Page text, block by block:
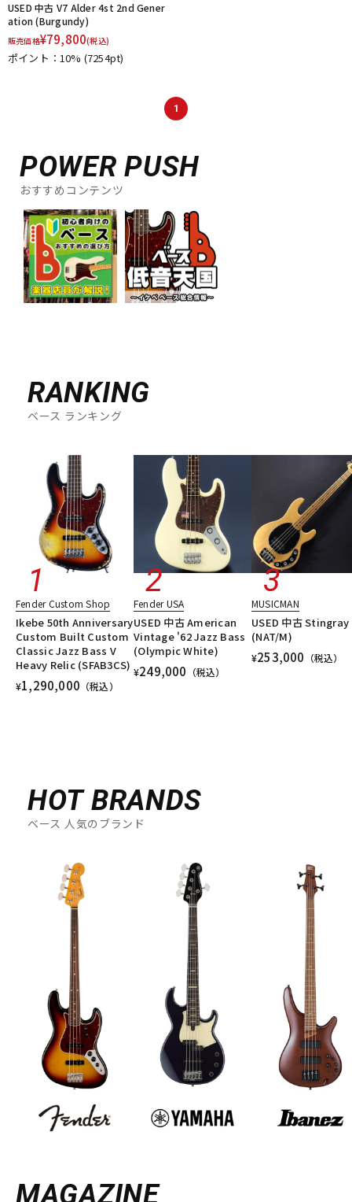
USED 中古 V7 Alder 4st 2nd Gener
ation (Burgundy)
販売価格¥79,800(税込)
ポイント：10% (7254pt)
1
POWER PUSH
おすすめコンテンツ
RANKING
ベース ランキング
Fender Custom Shop
Ikebe 50th Anniversary
Custom Built Custom
Classic Jazz Bass V
Heavy Relic (SFAB3CS)
¥1,290,000 （税込）
Fender USA
USED 中古 American
Vintage '62 Jazz Bass
(Olympic White)
¥249,000 （税込）
MUSICMAN
USED 中古 Stingray
(NAT/M)
¥253,000 （税込）
HOT BRANDS
ベース 人気のブランド
MAGAZINE